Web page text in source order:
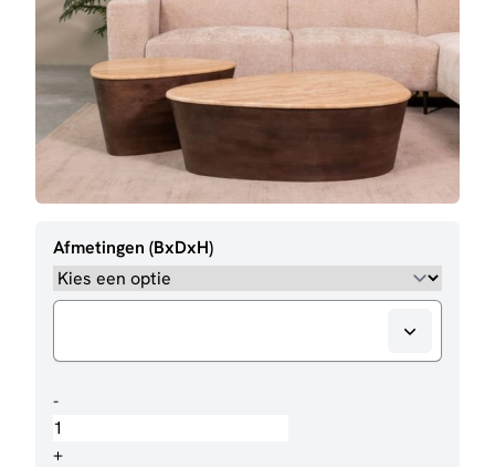
Afmetingen (BxDxH)
-Salontafel
Ravi
aantal
+